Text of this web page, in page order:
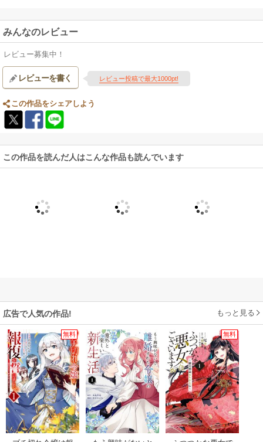
みんなのレビュー
レビュー募集中！
レビューを書く レビュー投稿で最大1000pt!
この作品をシェアしよう
この作品を読んだ人はこんな作品も読んでいます
広告で人気の作品! もっと見る
無料 無料